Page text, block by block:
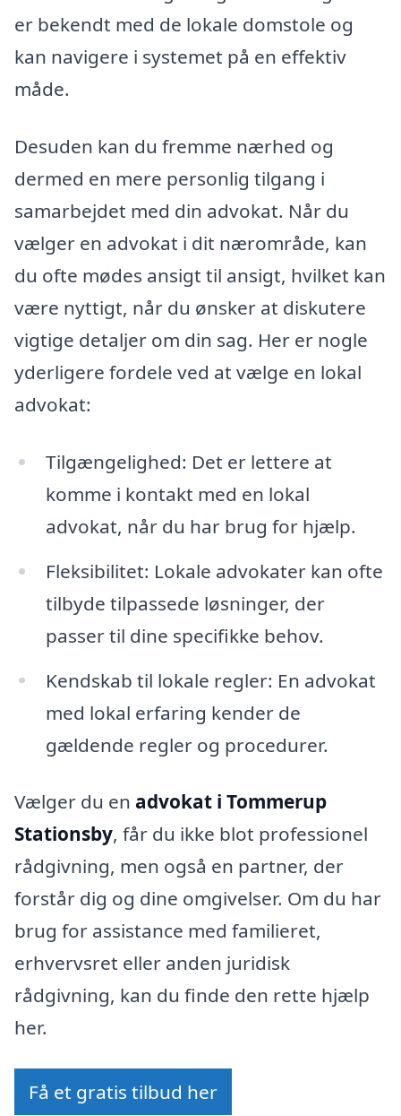
er bekendt med de lokale domstole og
kan navigere i systemet på en effektiv
måde.
Desuden kan du fremme nærhed og
dermed en mere personlig tilgang i
samarbejdet med din advokat. Når du
vælger en advokat i dit nærområde, kan
du ofte mødes ansigt til ansigt, hvilket kan
være nyttigt, når du ønsker at diskutere
vigtige detaljer om din sag. Her er nogle
yderligere fordele ved at vælge en lokal
advokat:
Tilgængelighed: Det er lettere at
komme i kontakt med en lokal
advokat, når du har brug for hjælp.
Fleksibilitet: Lokale advokater kan ofte
tilbyde tilpassede løsninger, der
passer til dine specifikke behov.
Kendskab til lokale regler: En advokat
med lokal erfaring kender de
gældende regler og procedurer.
Vælger du en advokat i Tommerup
Stationsby, får du ikke blot professionel
rådgivning, men også en partner, der
forstår dig og dine omgivelser. Om du har
brug for assistance med familieret,
erhvervsret eller anden juridisk
rådgivning, kan du finde den rette hjælp
her.
Få et gratis tilbud her